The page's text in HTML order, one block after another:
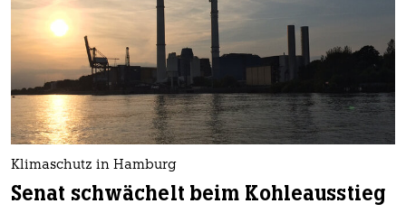
Klimaschutz in Hamburg
Senat schwächelt beim Kohleausstieg